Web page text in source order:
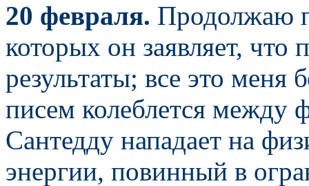
20 февраля. Продолжаю
которых он заявляет, что
результаты; все это
писем колеблется между
Сантедду нападает на
энергии, повинный в